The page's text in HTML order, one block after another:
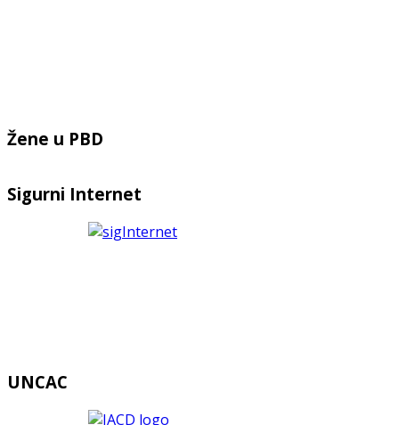
Žene u PBD
Sigurni Internet
UNCAC